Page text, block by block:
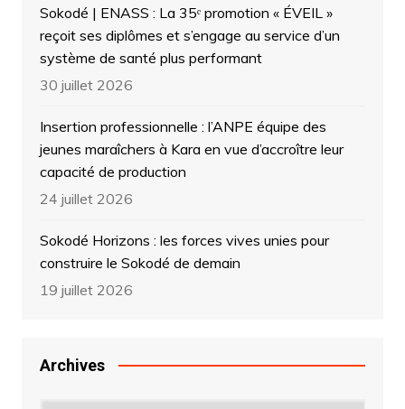
Sokodé | ENASS : La 35ᵉ promotion « ÉVEIL »
reçoit ses diplômes et s’engage au service d’un
système de santé plus performant
30 juillet 2026
Insertion professionnelle : l’ANPE équipe des
jeunes maraîchers à Kara en vue d’accroître leur
capacité de production
24 juillet 2026
Sokodé Horizons : les forces vives unies pour
construire le Sokodé de demain
19 juillet 2026
Archives